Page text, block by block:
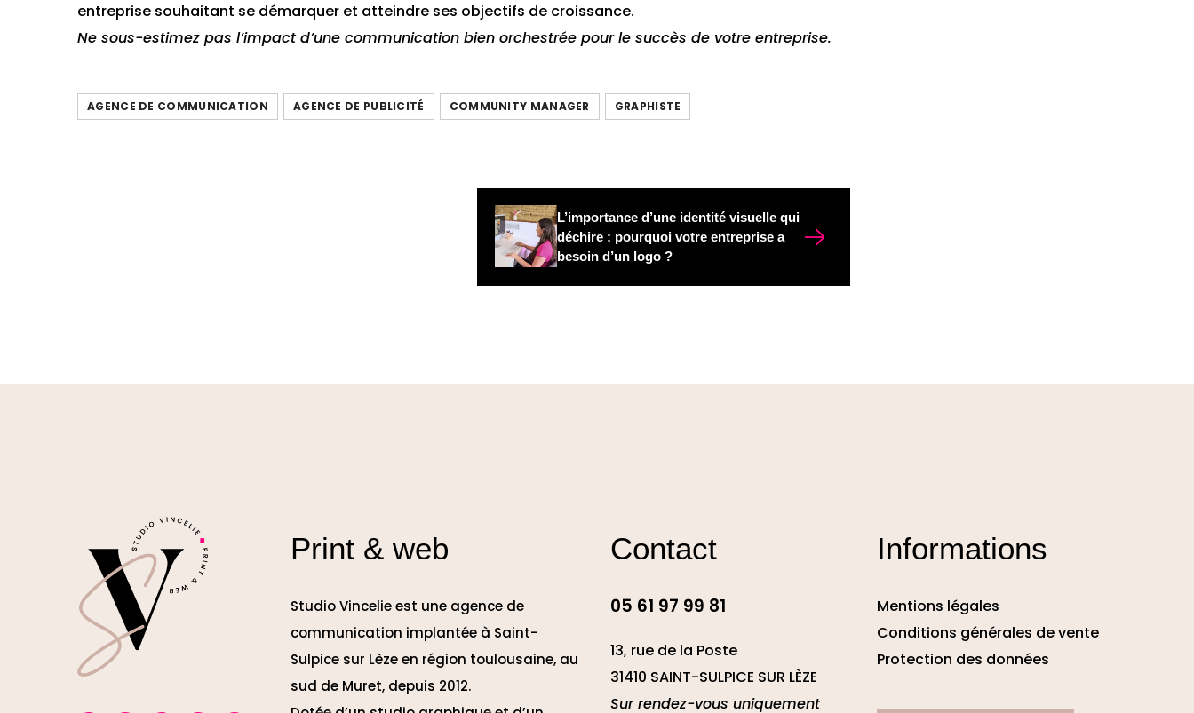
entreprise souhaitant se démarquer et atteindre ses objectifs de croissance.
Ne sous-estimez pas l’impact d’une communication bien orchestrée pour le succès de votre entreprise.
AGENCE DE COMMUNICATION AGENCE DE PUBLICITÉ COMMUNITY MANAGER GRAPHISTE
L’importance d’une identité visuelle qui
déchire : pourquoi votre entreprise a
besoin d’un logo ?
Print & web
Studio Vincelie est une agence de
communication implantée à Saint-
Sulpice sur Lèze en région toulousaine, au
sud de Muret, depuis 2012.
Contact
05 61 97 99 81
13, rue de la Poste
31410 SAINT-SULPICE SUR LÈZE
Sur rendez-vous uniquement
Informations
Mentions légales
Conditions générales de vente
Protection des données